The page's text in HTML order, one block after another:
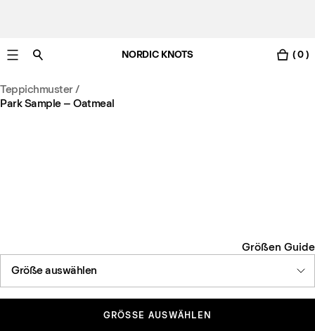
NORDIC KNOTS ( 0 )
Teppichmuster/
Park Sample – Oatmeal
Größen Guide
Größe auswählen
GRÖSSE AUSWÄHLEN